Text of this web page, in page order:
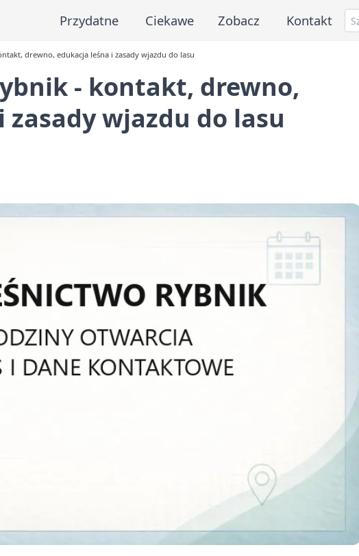
Przydatne Ciekawe Zobacz Kontakt
drewno, edukacja leśna i zasady wjazdu do lasu
- kontakt, drewno,
wjazdu do lasu